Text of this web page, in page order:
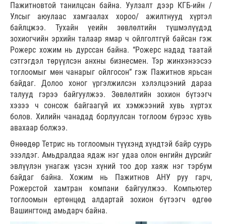
Пажитновтой танилцсан байна. Уулзалт дээр КГБ-ийн /
Улсыг аюулаас хамгаалах хороо/ ажилтнууд хүртэл
байлцжээ. Тухайн үеийн зөвлөлтийн түшмэлүүдэд
зохиогчийн эрхийн талаар ямар ч ойлголтгүй байсан гэж
Рожерс хожим нь дурссан байна. “Рожерс надад таатай
сэтгэгдэл төрүүлсэн анхны бизнесмен. Тэр жинхэнээсээ
тоглоомыг мөн чанарыг ойлгосон” гэж Пажитнов ярьсан
байдаг. Долоо хоног үргэлжилсэн хэлэлцээний дараа
талууд гэрээ байгуулжээ. Зөвлөлтийн зохион бүтээгч
хэзээ ч сонсож байгаагүй их хэмжээний хувь хүртэх
болов. Хилийн чанадад борлуулсан тоглоом бүрээс хувь
авахаар болжээ.
Өнөөдөр Тетрис нь тоглоомын түүхэнд хүндтэй байр суурь
эзэлдэг. Амьдралдаа ядаж нэг удаа олон өнгийн дүрсийг
эвлүүлэн унагаж үзсэн хүний тоо дор хаяж нэг тэрбум
байдаг байна. Хожим нь Пажитнов АНУ руу гарч,
Рожерстой хамтран компани байгуулжээ. Компьютер
тоглоомын ертөнцөд алдартай зохион бүтээгч өдгөө
Вашингтонд амьдарч байна.